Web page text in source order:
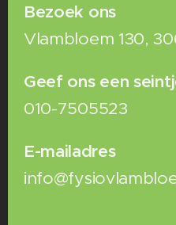
Bezoek ons
Vlambloem 130,
Geef ons een
010-7505523
E-mailadres